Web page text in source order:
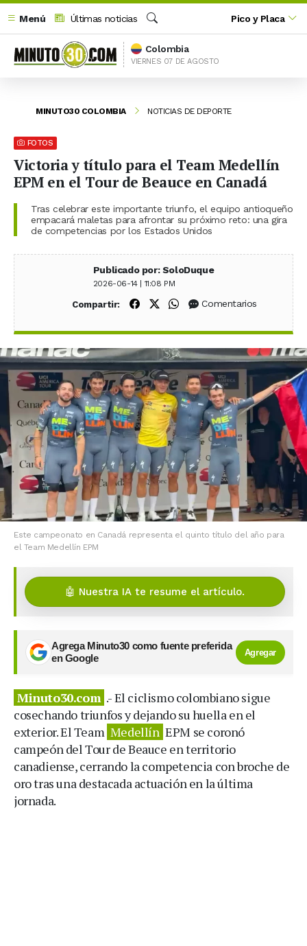
Menú
Últimas noticias
Buscar
Pico y Placa
Colombia
VIERNES 07 DE AGOSTO
MINUTO30 COLOMBIA NOTICIAS DE DEPORTE
FOTOS
Victoria y título para el Team Medellín
EPM en el Tour de Beauce en Canadá
Tras celebrar este importante triunfo, el equipo antioqueño
empacará maletas para afrontar su próximo reto: una gira
de competencias por los Estados Unidos
Publicado por: SoloDuque
2026-06-14 | 11:08 PM
Compartir: Compartir en Facebook
Compartir en X (Twitter)
Compartir en WhatsApp
Comentarios
Este campeonato en Canadá representa el quinto título del año para
el Team Medellín EPM
🤖 Nuestra IA te resume el artículo.
Agrega Minuto30 como fuente preferida
en Google
Agregar
Minuto30.com .- El ciclismo colombiano sigue
cosechando triunfos y dejando su huella en el
exterior. El Team Medellín EPM se coronó
campeón del Tour de Beauce en territorio
canadiense, cerrando la competencia con broche de
oro tras una destacada actuación en la última
jornada.